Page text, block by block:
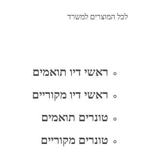
לכל המוצרים למשרד
ראשי דיו תואמים
ראשי דיו מקוריים
טונרים תואמים
טונרים מקוריים